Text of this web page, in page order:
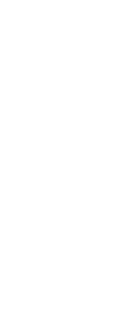
et netværk.
forudsat
dig adgang
på mere end
der tilgår
en